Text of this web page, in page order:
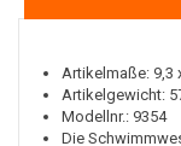
Artikelmaße: 9,3
Artikelgewicht:
Modellnr.: 9354
Die